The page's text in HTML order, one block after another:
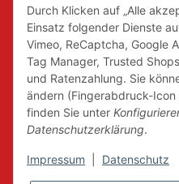
Durch Klicken auf „Alle
Einsatz folgender Dienste
Vimeo, ReCaptcha, Google
Tag Manager, Trusted
und Ratenzahlung. Sie
ändern (Fingerabdruck-
finden Sie unter
Datenschutzerklärung.
Impressum Datenschutz